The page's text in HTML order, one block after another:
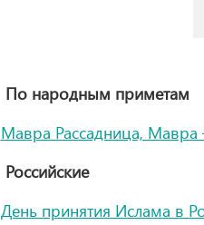
По народным приметам
Мавра Рассадница,
Российские
День принятия Ислама в